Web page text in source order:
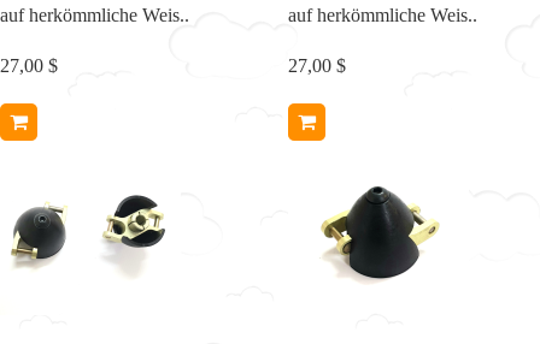
auf herkömmliche Weis..
27,00 $
auf herkömmliche Weis..
27,00 $